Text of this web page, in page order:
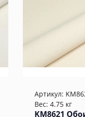
Артикул:
Вес: 4.75 кг
KM8621